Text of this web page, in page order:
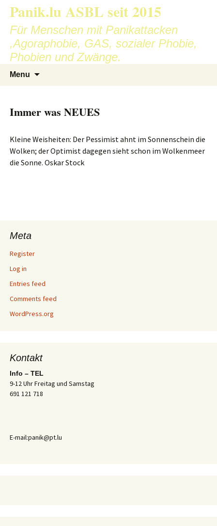
Skip
content
Panik.lu ASBL seit 2015
Für Menschen mit Panikattacken
,Agoraphobie, GAS, sozialer Phobie,
Phobien und Zwänge.
Menu
Immer was NEUES
Kleine Weisheiten: Der Pessimist ahnt im Sonnenschein die
Wolken; der Optimist dagegen sieht schon im Wolkenmeer
die Sonne. Oskar Stock
Meta
Register
Log in
Entries feed
Comments feed
WordPress.org
Kontakt
Info – TEL
9-12 Uhr Freitag und Samstag
691 121 718
E-mail:panik@pt.lu